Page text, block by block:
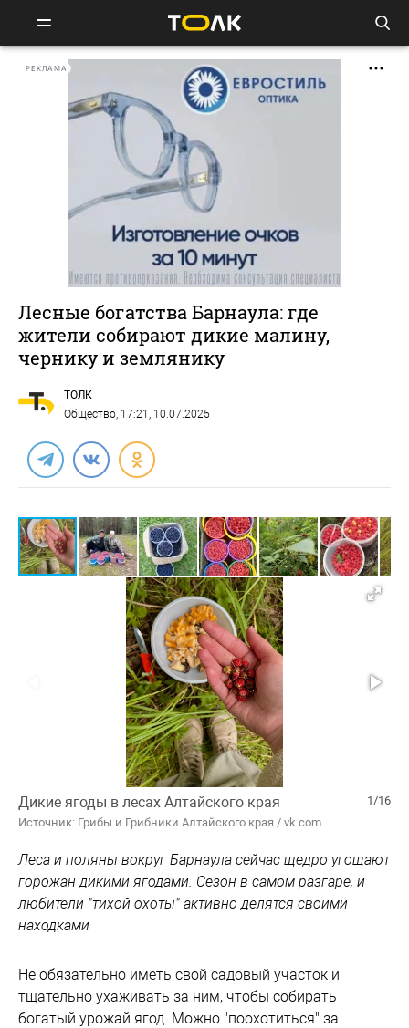
РЕКЛАМА
Лесные богатства Барнаула: где
жители собирают дикие малину,
чернику и землянику
ТОЛК
Общество, 17:21, 10.07.2025
1/16
Дикие ягоды в лесах Алтайского края
Источник: Грибы и Грибники Алтайского края / vk.com
Леса и поляны вокруг Барнаула сейчас щедро угощают
горожан дикими ягодами. Сезон в самом разгаре, и
любители "тихой охоты" активно делятся своими
находками
Не обязательно иметь свой садовый участок и
тщательно ухаживать за ним, чтобы собирать
богатый урожай ягод. Можно "поохотиться" за